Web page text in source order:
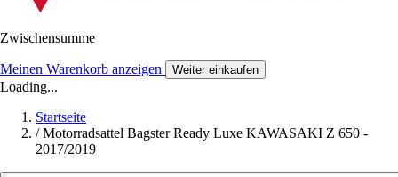
Zwischensumme
Meinen Warenkorb anzeigen Weiter einkaufen
Loading...
Startseite
/ Motorradsattel Bagster Ready Luxe KAWASAKI Z 650 -
2017/2019